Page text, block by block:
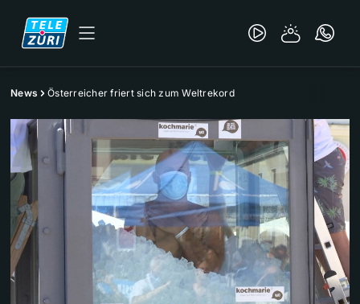
News Österreicher friert sich zum Weltrekord